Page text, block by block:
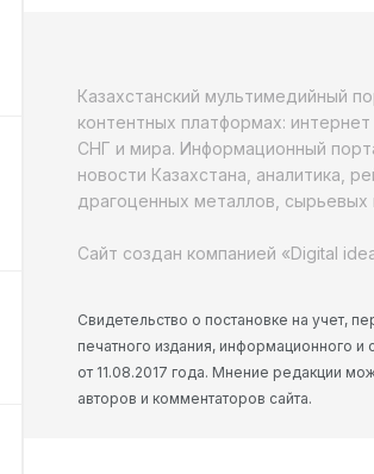
Казахстанский мультимедийный
контентных платформах:
СНГ и мира. Информационный
новости Казахстана, аналитика,
драгоценных металлов,
Сайт создан компанией «Digital
Свидетельство о постановке на учет,
печатного издания, информационного
от 11.08.2017 года. Мнение редакции
авторов и комментаторов сайта.